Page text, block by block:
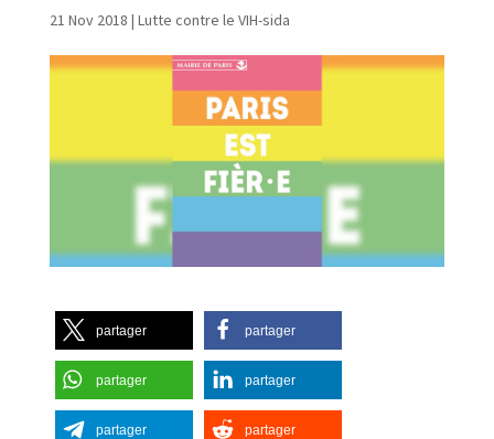
21 Nov 2018 | Lutte contre le VIH-sida
partager partager
partager partager
partager partager